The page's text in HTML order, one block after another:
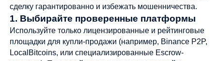
сделку гарантированно и избежать мошенничества.
1. Выбирайте проверенные платформы
Используйте только лицензированные и рейтинговые
площадки для купли-продажи (например, Binance P2P,
LocalBitcoins, или специализированные Escrow-